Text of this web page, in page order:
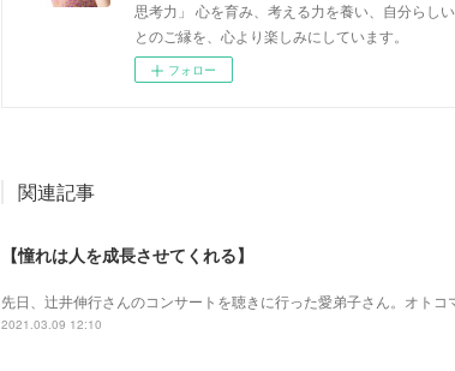
思考力」 心を育み、考える力を養い、自分らし
とのご縁を、心より楽しみにしています。
フォロー
関連記事
【憧れは人を成長させてくれる】
先日、辻井伸行さんのコンサートを 聴きに行った愛弟子さん。 オトコ
2021.03.09 12:10